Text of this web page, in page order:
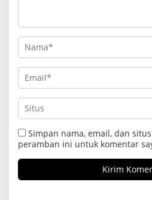
Simpan nama, email, dan
peramban ini untuk komentar